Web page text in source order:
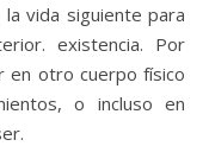
vida siguiente para
existencia. Por
en otro cuerpo físico
o incluso en